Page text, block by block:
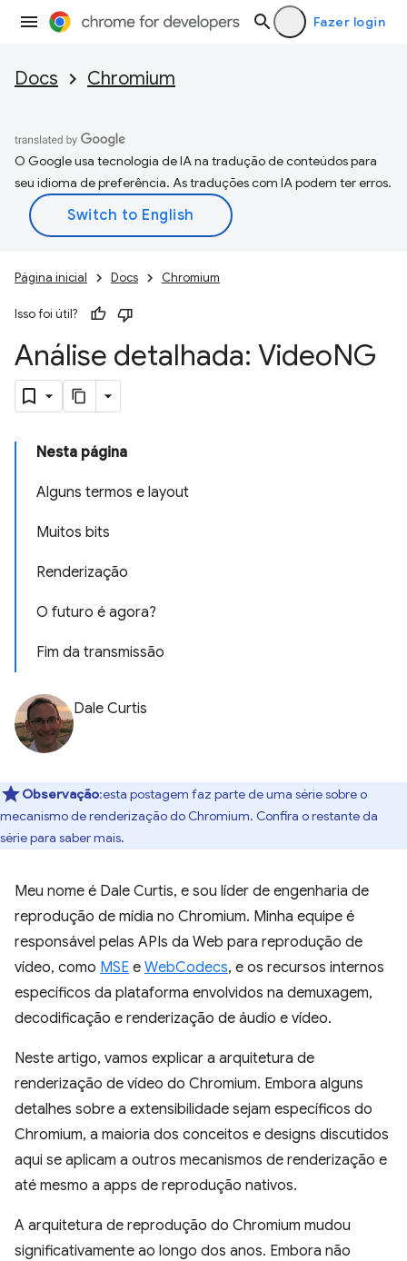
Fazer login
Docs Chromium
O Google usa tecnologia de IA na tradução de conteúdos para
seu idioma de preferência. As traduções com IA podem ter erros.
Página inicial Docs Chromium
Isso foi útil?
Análise detalhada: VideoNG
Nesta página
Alguns termos e layout
Muitos bits
Renderização
O futuro é agora?
Fim da transmissão
Dale Curtis
Observação:esta postagem faz parte de uma série sobre o
mecanismo de renderização do Chromium. Confira o restante da
série para saber mais.
Meu nome é Dale Curtis, e sou líder de engenharia de
reprodução de mídia no Chromium. Minha equipe é
responsável pelas APIs da Web para reprodução de
vídeo, como MSE e WebCodecs, e os recursos internos
específicos da plataforma envolvidos na demuxagem,
decodificação e renderização de áudio e vídeo.
Neste artigo, vamos explicar a arquitetura de
renderização de vídeo do Chromium. Embora alguns
detalhes sobre a extensibilidade sejam específicos do
Chromium, a maioria dos conceitos e designs discutidos
aqui se aplicam a outros mecanismos de renderização e
até mesmo a apps de reprodução nativos.
A arquitetura de reprodução do Chromium mudou
significativamente ao longo dos anos. Embora não